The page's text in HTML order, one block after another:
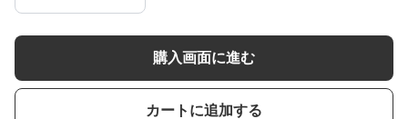
購入画面に進む
カートに追加する